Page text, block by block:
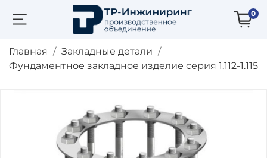
0
Главная
Закладные детали
Фундаментное закладное изделие серия 1.112-1.115